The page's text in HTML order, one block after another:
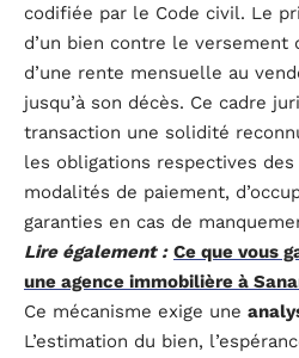
codifiée par le Code civil. Le
d’un bien contre le versement
d’une rente mensuelle au
jusqu’à son décès. Ce cadre
transaction une solidité
les obligations respectives
modalités de paiement,
garanties en cas de
Lire également : Ce que vous
une agence immobilière à
Ce mécanisme exige une
L’estimation du bien,